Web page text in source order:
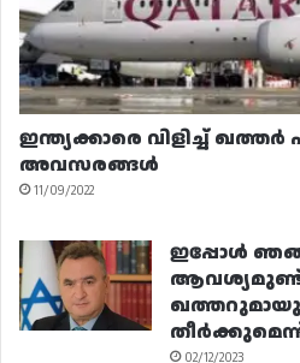
ഇന്ത്യക്കാരെ വിളിച്ച്
അവസരങ്ങൾ
11/09/2022
ഇപ്പോൾ
02/12/2023